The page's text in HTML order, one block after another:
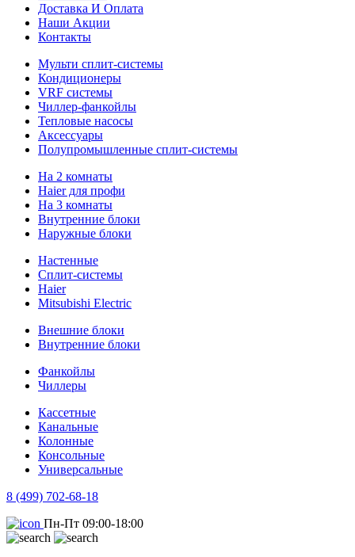
Доставка И Оплата
Наши Акции
Контакты
Мульти сплит-системы
Кондиционеры
VRF системы
Чиллер-фанкойлы
Тепловые насосы
Аксессуары
Полупромышленные сплит-системы
На 2 комнаты
Haier для профи
На 3 комнаты
Внутренние блоки
Наружные блоки
Настенные
Сплит-системы
Haier
Mitsubishi Electric
Внешние блоки
Внутренние блоки
Фанкойлы
Чиллеры
Кассетные
Канальные
Колонные
Консольные
Универсальные
8 (499) 702-68-18
Пн-Пт 09:00-18:00